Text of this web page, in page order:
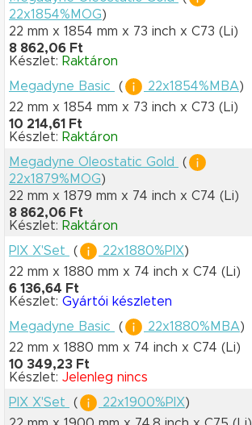
22x1854%MOG)
22 mm x 1854 mm x 73 inch x C73 (Li)
8 862,06 Ft
Készlet: Raktáron
Megadyne Basic
( 22x1854%MBA)
22 mm x 1854 mm x 73 inch x C73 (Li)
10 214,61 Ft
Készlet: Raktáron
Megadyne Oleostatic Gold
(
22x1879%MOG)
22 mm x 1879 mm x 74 inch x C74 (Li)
8 862,06 Ft
Készlet: Raktáron
PIX X'Set
( 22x1880%PIX)
22 mm x 1880 mm x 74 inch x C74 (Li)
6 136,64 Ft
Készlet: Gyártói készleten
Megadyne Basic
( 22x1880%MBA)
22 mm x 1880 mm x 74 inch x C74 (Li)
10 349,23 Ft
Készlet: Jelenleg nincs
PIX X'Set
( 22x1900%PIX)